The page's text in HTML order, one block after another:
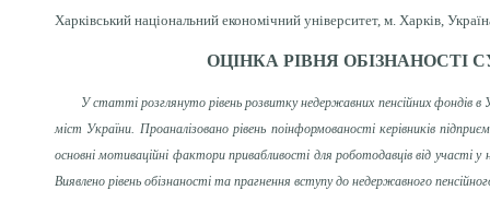
Харківський національний економічний університет, м. Харків,
ОЦІНКА РІВНЯ ОБІЗНАНОСТІ
У статті розглянуто рівень розвитку недержавних пенсійних фондів в
міст України. Проаналізовано рівень поінформованості керівників
основні мотиваційні фактори привабливості для роботодавців від участі
Виявлено рівень обізнаності та прагнення вступу до недержавного